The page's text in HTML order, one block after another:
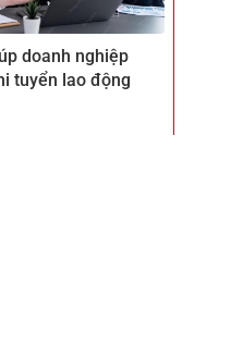
doanh nghiệp
tuyển lao động